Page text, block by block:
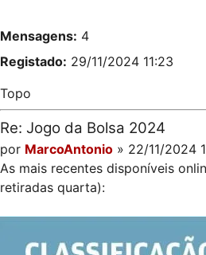
Mensagens: 4
Registado: 29/11/2024 11:23
Topo
Re: Jogo da Bolsa 2024
por MarcoAntonio » 22/11/2024
As mais recentes disponíveis
retiradas quarta):